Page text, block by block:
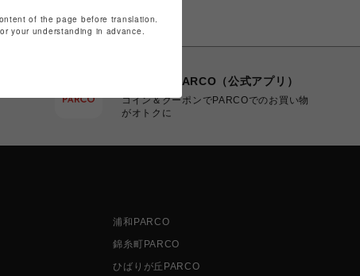
POCKET PARCO（公式アプリ）
コイン＆クーポンでPARCOでのお買い物
がオトクに
浦和PARCO
錦糸町PARCO
ひばりが丘PARCO
of the page before translation.
your understanding in advance.